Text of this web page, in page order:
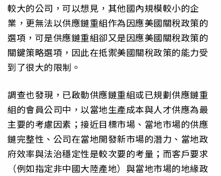
較大的公司，可以想見，其他國內規模較小的企
業，更無法以供應鏈重組作為因應美國關稅政策的
選項，可是供應鏈重組卻又是因應美國關稅政策的
關鍵策略選項，因此在抵禦美國關稅政策的能力受
到了很大的限制。
調查也發現，已啟動供應鏈重組或已規劃供應鏈重
組的會員公司中，以當地生產成本與人才供應為最
主要的考慮因素；接近目標市場、當地市場的供應
鏈完整性、公司在當地開發新市場的潛力、當地政
府效率與法治穩定性是較次要的考量；而客戶要求
（例如指定非中國大陸產地）與當地市場的地緣政